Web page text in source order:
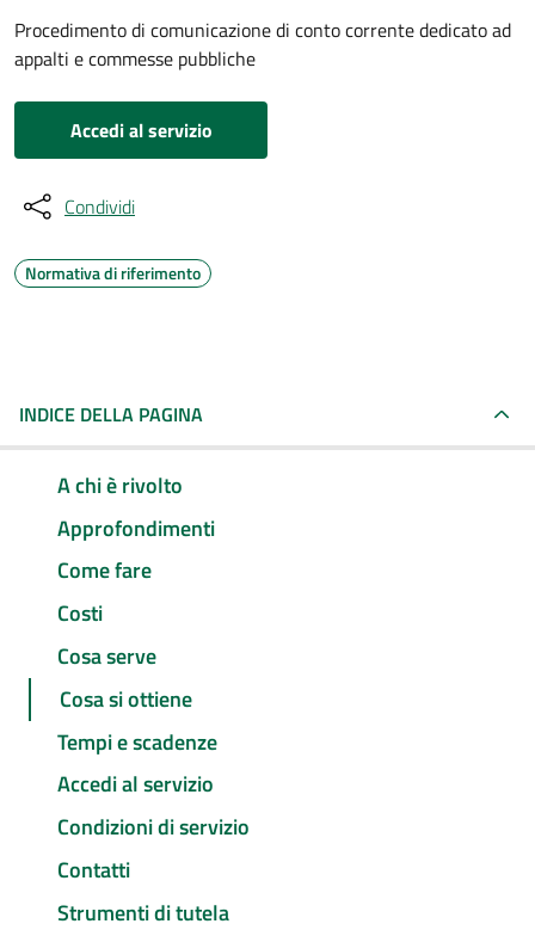
Procedimento di comunicazione di conto corrente dedicato ad
appalti e commesse pubbliche
Accedi al servizio
Condividi
Normativa di riferimento
INDICE DELLA PAGINA
A chi è rivolto
Approfondimenti
Come fare
Costi
Cosa serve
Cosa si ottiene
Tempi e scadenze
Accedi al servizio
Condizioni di servizio
Contatti
Strumenti di tutela